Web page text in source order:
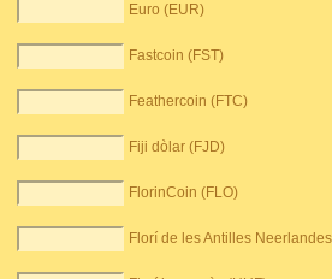
Euro (EUR)
Fastcoin (FST)
Feathercoin (FTC)
Fiji dòlar (FJD)
FlorinCoin (FLO)
Florí de les Antilles